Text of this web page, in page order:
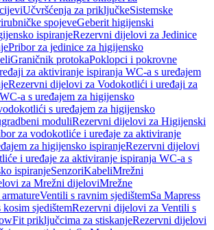
Učvršćenja za priključkeSistemske
spojeveGeberit higijenski
ispiranjeRezervni dijelovi za Jedinice
Pribor za jedinice za higijensko
Graničnik protokaPoklopci i pokrovne
za aktiviranje ispiranja WC-a s uređajem
Rezervni dijelovi za Vodokotlići i uređaji za
a s uređajem za higijensko
s uređajem za higijensko
moduliRezervni dijelovi za Higijenski
za vodokotliće i uređaje za aktiviranje
za higijensko ispiranjeRezervni dijelovi
i uređaje za aktiviranje ispiranja WC-a s
ispiranjeSenzoriKabeliMrežni
za Mrežni dijeloviMrežne
Ventili s ravnim sjedištemSa Mapress
kosim sjedištemRezervni dijelovi za Ventili s
priključcima za stiskanjeRezervni dijelovi